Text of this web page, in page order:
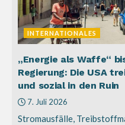
INTERNATIONALES
„Energie als Waffe“
Regierung: Die USA
und sozial in den Ruin
7. Juli 2026
Stromausfälle,